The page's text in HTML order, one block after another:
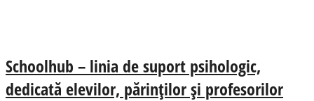
Schoolhub – linia de suport psihologic,
dedicată elevilor, părinților și profesorilor